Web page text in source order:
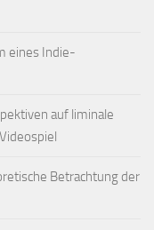
eines Indie-
auf liminale
Betrachtung der